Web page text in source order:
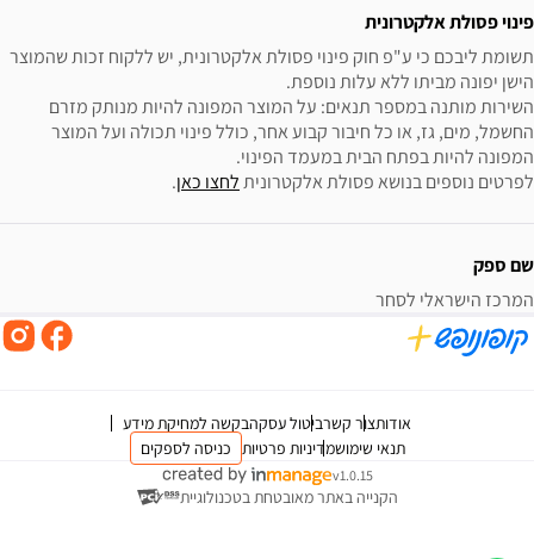
פינוי פסולת אלקטרונית
לפרטים נוספים בנושא פסולת אלקטרונית לחצו כאן.
שם ספק
המרכז הישראלי לסחר
אודותצור קשרביטול עסקהבקשה למחיקת מידע
תנאי שימושמדיניות פרטיות כניסה לספקים
v1.0.15
הקנייה באתר מאובטחת בטכנולוגיית